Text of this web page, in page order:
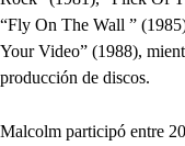
“Fly On The Wall ”
Your Video” (1988),
producción de discos.
Malcolm participó entre